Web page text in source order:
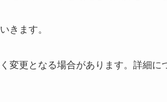
きます。
変更となる場合があります。詳細に